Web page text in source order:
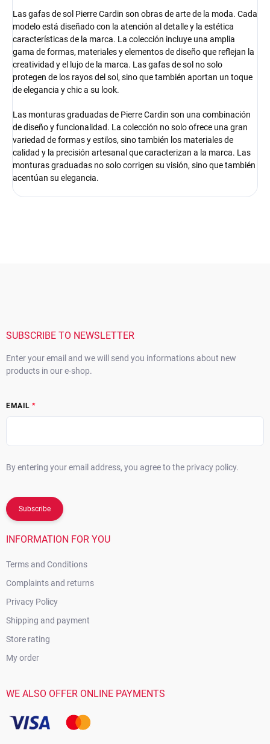
Las gafas de sol Pierre Cardin son obras de arte de la moda. Cada
modelo está diseñado con la atención al detalle y la estética
características de la marca. La colección incluye una amplia
gama de formas, materiales y elementos de diseño que reflejan la
creatividad y el lujo de la marca. Las gafas de sol no solo
protegen de los rayos del sol, sino que también aportan un toque
de elegancia y chic a su look.
Las monturas graduadas de Pierre Cardin son una combinación
de diseño y funcionalidad. La colección no solo ofrece una gran
variedad de formas y estilos, sino también los materiales de
calidad y la precisión artesanal que caracterizan a la marca. Las
monturas graduadas no solo corrigen su visión, sino que también
acentúan su elegancia.
SUBSCRIBE TO NEWSLETTER
Enter your email and we will send you informations about new
products in our e-shop.
EMAIL
By entering your email address, you agree to the privacy policy.
Subscribe
INFORMATION FOR YOU
Terms and Conditions
Complaints and returns
Privacy Policy
Shipping and payment
Store rating
My order
WE ALSO OFFER ONLINE PAYMENTS